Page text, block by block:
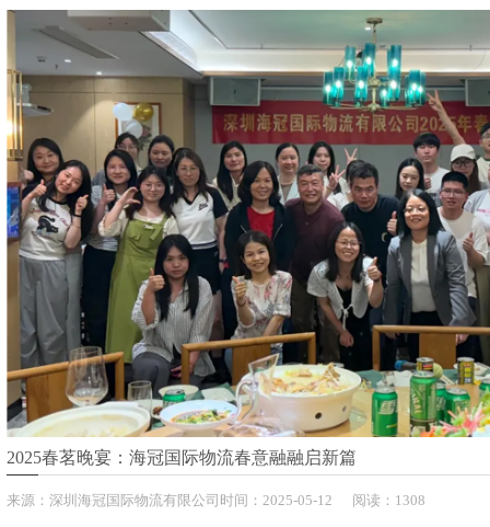
2025春茗晚宴：海冠国际物流春意融融启新篇
来源： 深圳海冠国际物流有限公司 时间： 2025-05-12 阅读：1308